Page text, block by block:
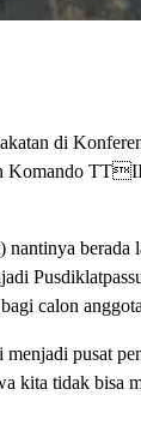
di
Komando
calon
pusat
kita tidak bisa